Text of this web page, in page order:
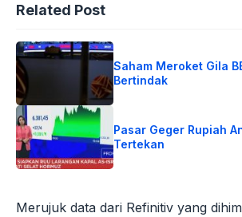
Related Post
Saham Meroket Gila
Bertindak
Pasar Geger Rupiah
Tertekan
Merujuk data dari Refinitiv yang